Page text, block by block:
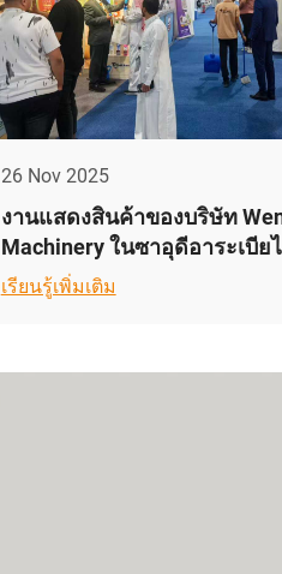
26 Nov 2025
งานแสดงสินค้าของบริษัท
Machinery ในซาอุดีอาระเบีย
ประสบความสำเร็จ
เรียนรู้เพิ่มเติม